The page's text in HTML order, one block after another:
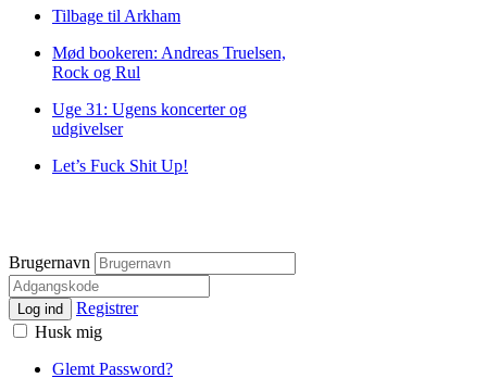
Tilbage til Arkham
Mød bookeren: Andreas Truelsen,
Rock og Rul
Uge 31: Ugens koncerter og
udgivelser
Let’s Fuck Shit Up!
Brugernavn
Log ind
Registrer
Husk mig
Glemt Password?